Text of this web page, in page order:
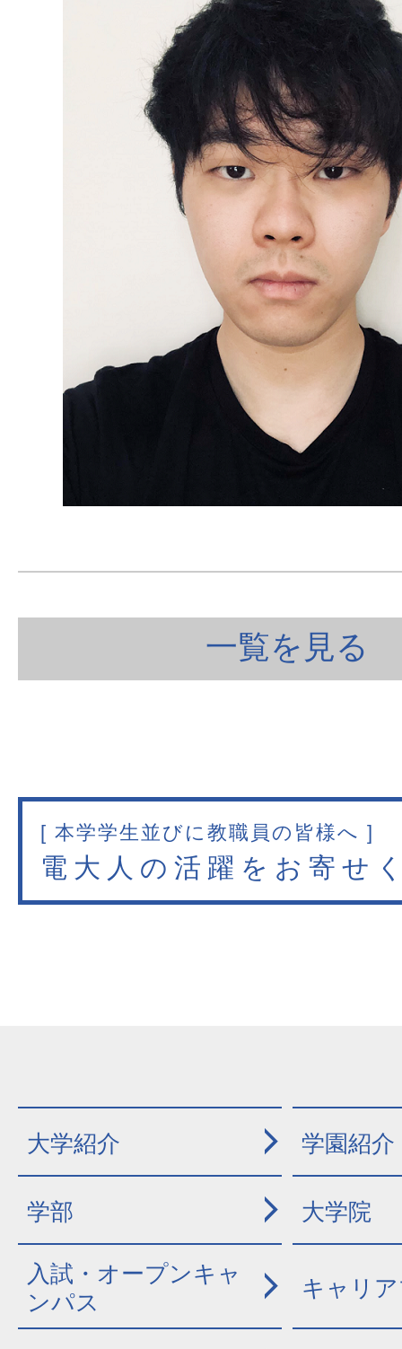
一覧を見る
[ 本学学生並びに教職員の皆様へ ]
電大人の活躍をお寄せ
大学紹介 学園紹介
学部 大学院
入試・オープンキャ
ンパス
キャリ